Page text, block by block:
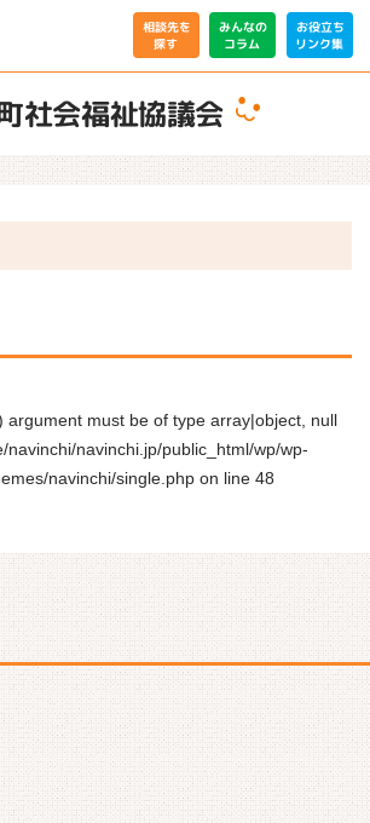
相談先を
探す
みんなの
コラム
お役立ち
リンク集
社会福祉協議会
argument must be of type array|object, null
navinchi/navinchi.jp/public_html/wp/wp-
navinchi/single.phpon line 48